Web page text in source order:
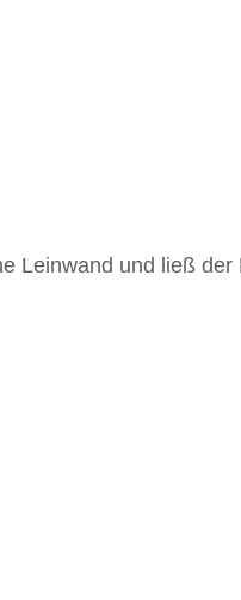
Leinwand und ließ